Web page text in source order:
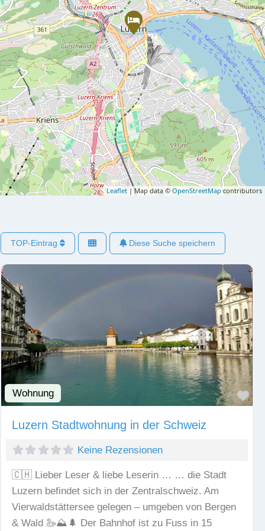
Leaflet | Map data © OpenStreetMapcontributors
TOP-Eintrag Diese Suche speichern
Wohnung
Luzern Stadtwohnung in der Schweiz
Keine Rezensionen
🇨🇭 Lieber Leser & liebe Leserin … … die Stadt
Luzern befindet sich in der Zentralschweiz. Am
Vierwaldstättersee gelegen – umgeben von Bergen
& Wald 🦢⛰️🌲 Der Bahnhof ist zu Fuss in 15